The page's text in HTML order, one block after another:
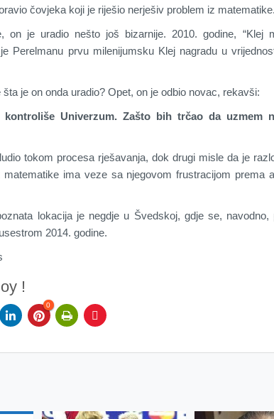
čovjeka koji je riješio nerješiv problem iz matematike.
on je uradio nešto još bizarnije. 2010. godine, “Klej
Perelmanu prvu milenijumsku Klej nagradu u
šta je on onda uradio? Opet, on je odbio novac, rekavši:
kontroliše Univerzum. Zašto bih trčao da uzmem
tokom procesa rješavanja, dok drugi misle da je
matematike ima veze sa njegovom frustracijom prema
lokacija je negdje u Švedskoj, gdje se, navodno,
2014. godine.
!
0